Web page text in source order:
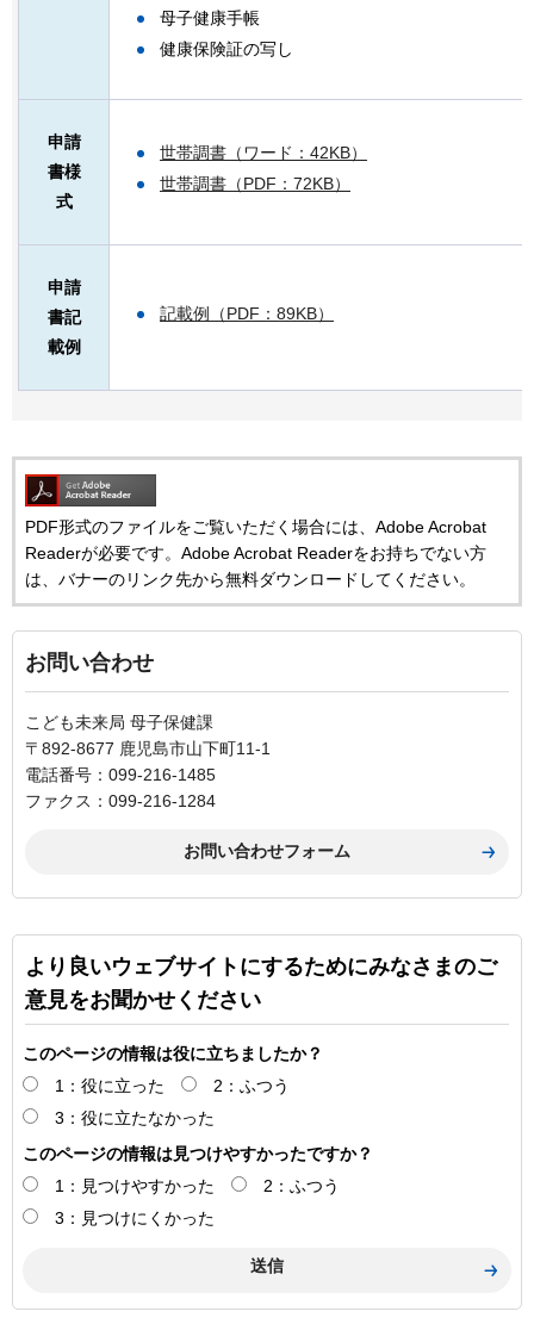
母子健康手帳
健康保険証の写し
申請
書様
式
世帯調書（ワード：42KB）
世帯調書（PDF：72KB）
申請
書記
載例
記載例（PDF：89KB）
PDF形式のファイルをご覧いただく場合には、Adobe Acrobat
Readerが必要です。Adobe Acrobat Readerをお持ちでない方
は、バナーのリンク先から無料ダウンロードしてください。
お問い合わせ
こども未来局 母子保健課
〒892-8677 鹿児島市山下町11-1
電話番号：099-216-1485
ファクス：099-216-1284
より良いウェブサイトにするためにみなさまのご
意見をお聞かせください
このページの情報は役に立ちましたか？
1：役に立った
2：ふつう
3：役に立たなかった
このページの情報は見つけやすかったですか？
1：見つけやすかった
2：ふつう
3：見つけにくかった